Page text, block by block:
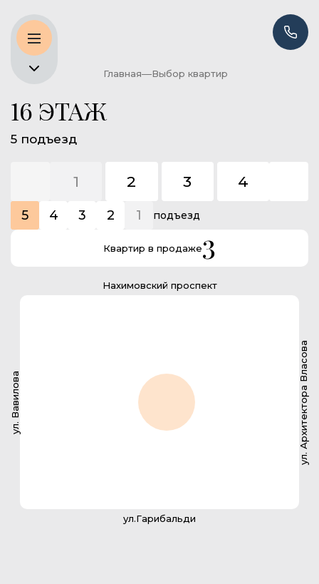
Главная Выбор квартир
16 ЭТАЖ
5 подъезд
1 2 3 4
Квартир в продаже3
подъезд
1
2
3
4
5
ул. Вавилова
Нахимовский проспект
ул.Гарибальди
ул. Архитектора Власова